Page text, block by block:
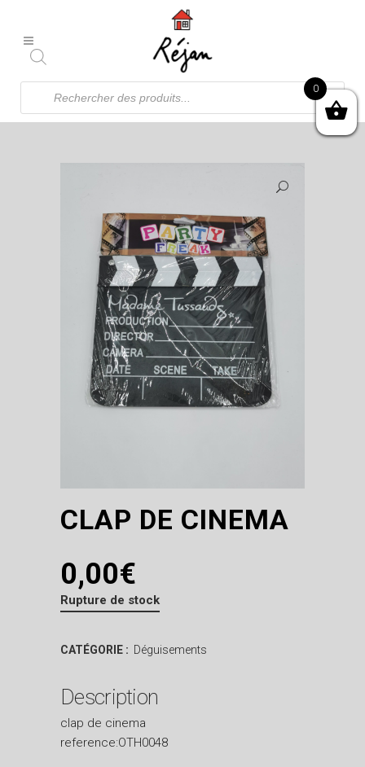
Recherche
produits
CLAP DE CINEMA
0,00€
Rupture de stock
CATÉGORIE : Déguisements
Description
clap de cinema
reference:OTH0048
0